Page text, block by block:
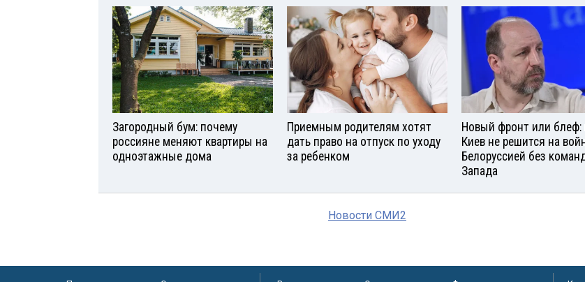
Загородный бум: почему
россияне меняют квартиры на
одноэтажные дома
Приемным родителям хотят
дать право на отпуск по уходу
за ребенком
Новый фронт или блеф:
Киев не решится на
Белоруссией без
Запада
Новости СМИ2